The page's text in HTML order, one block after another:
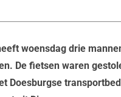
woensdag drie
De fietsen waren
Doesburgse